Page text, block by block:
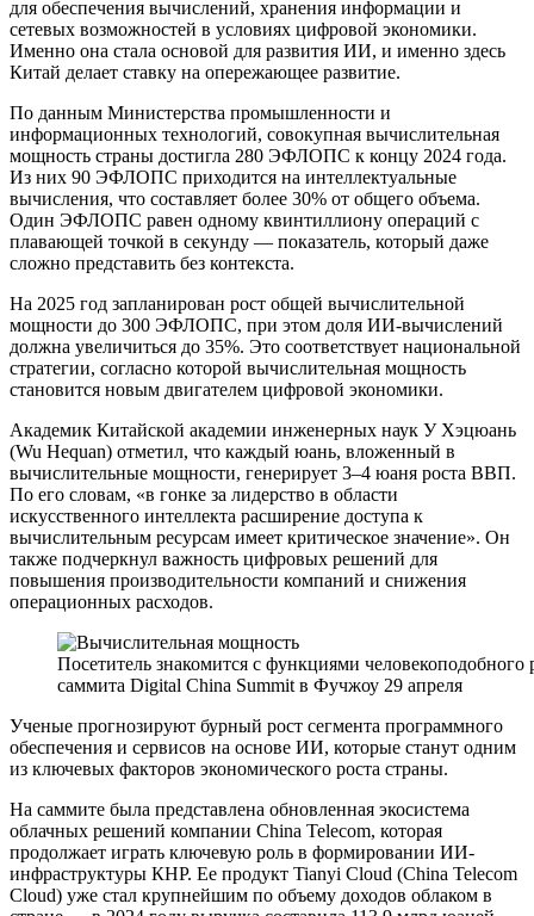
для обеспечения вычислений, хранения информации и
сетевых возможностей в условиях цифровой экономики.
Именно она стала основой для развития ИИ, и именно здесь
Китай делает ставку на опережающее развитие.
По данным Министерства промышленности и
информационных технологий, совокупная вычислительная
мощность страны достигла 280 ЭФЛОПС к концу 2024 года.
Из них 90 ЭФЛОПС приходится на интеллектуальные
вычисления, что составляет более 30% от общего объема.
Один ЭФЛОПС равен одному квинтиллиону операций с
плавающей точкой в секунду — показатель, который даже
сложно представить без контекста.
На 2025 год запланирован рост общей вычислительной
мощности до 300 ЭФЛОПС, при этом доля ИИ-вычислений
должна увеличиться до 35%. Это соответствует национальной
стратегии, согласно которой вычислительная мощность
становится новым двигателем цифровой экономики.
Академик Китайской академии инженерных наук У Хэцюань
(Wu Hequan) отметил, что каждый юань, вложенный в
вычислительные мощности, генерирует 3–4 юаня роста ВВП.
По его словам, «в гонке за лидерство в области
искусственного интеллекта расширение доступа к
вычислительным ресурсам имеет критическое значение». Он
также подчеркнул важность цифровых решений для
повышения производительности компаний и снижения
операционных расходов.
Посетитель знакомится с функциями
саммита Digital China Summit в Фучжоу 29 апреля
Ученые прогнозируют бурный рост сегмента программного
обеспечения и сервисов на основе ИИ, которые станут одним
из ключевых факторов экономического роста страны.
На саммите была представлена обновленная экосистема
облачных решений компании China Telecom, которая
продолжает играть ключевую роль в формировании ИИ-
инфраструктуры КНР. Ее продукт Tianyi Cloud (China Telecom
Cloud) уже стал крупнейшим по объему доходов облаком в